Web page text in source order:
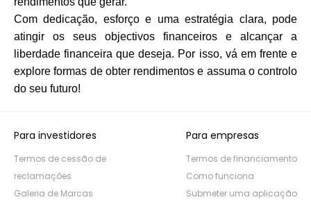
Com dedicação, esforço e uma estratégia clara, pode
atingir os seus objectivos financeiros e alcançar a
liberdade financeira que deseja. Por isso, vá em frente e
explore formas de obter rendimentos e assuma o controlo
do seu futuro!
Para investidores
Termos de cessão de
reclamações
Galeria de Marcas
Para empresas
Termos de financiamento
Como funciona
Submeter uma aplicação